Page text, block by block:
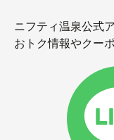
ニフティ温泉公式
おトク情報やクー